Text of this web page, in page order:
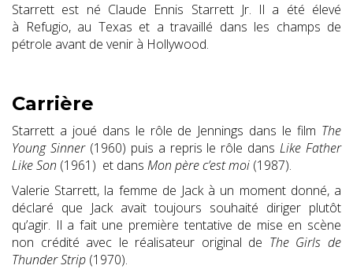
Starrett est né Claude Ennis Starrett Jr. Il a été élevé
à Refugio, au Texas et a travaillé dans les champs de
pétrole avant de venir à Hollywood.
Carrière
Starrett a joué dans le rôle de Jennings dans le film The
Young Sinner(1960) puis a repris le rôle dansLike Father
Like Son (1961) et dans Mon père c’est moi (1987).
Valerie Starrett, la femme de Jack à un moment donné, a
déclaré que Jack avait toujours souhaité diriger plutôt
qu’agir. Il a fait une première tentative de mise en scène
non crédité avec le réalisateur original de The Girls de
Thunder Strip (1970).